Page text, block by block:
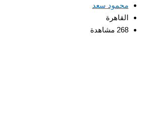
محمود سعد
القاهرة
268 مشاهدة